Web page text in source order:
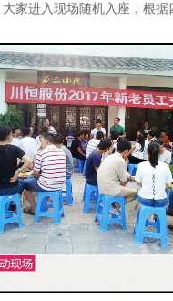
家进入现场随机入座，根据